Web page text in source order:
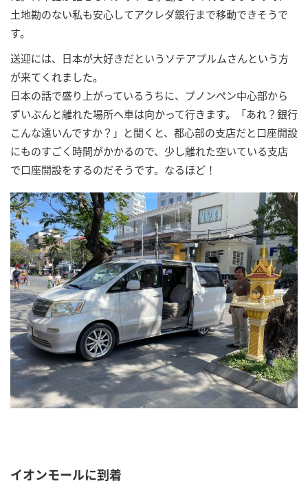
土地勘のない私も安心してアクレダ銀行まで移動できそうで
す。
送迎には、日本が大好きだというソテアプルムさんという方
が来てくれました。
日本の話で盛り上がっているうちに、プノンペン中心部から
ずいぶんと離れた場所へ車は向かって行きます。「あれ？銀行
こんな遠いんですか？」と聞くと、都心部の支店だと口座開設
にものすごく時間がかかるので、少し離れた空いている支店
で口座開設をするのだそうです。なるほど！
イオンモールに到着